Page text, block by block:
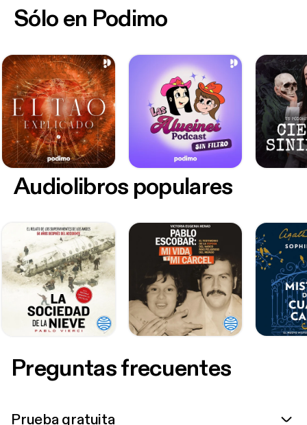
Sólo en Podimo
Audiolibros populares
Preguntas frecuentes
Prueba gratuita